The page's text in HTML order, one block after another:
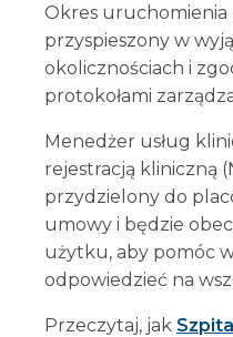
Okres uruchomienia
przyspieszony w
okolicznościach i
protokołami
Menedżer usług
rejestracją kliniczną
przydzielony do
umowy i będzie
użytku, aby pomóc
odpowiedzieć na
Przeczytaj, jak